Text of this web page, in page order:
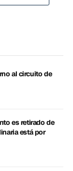
al circuito de
es retirado de
está por